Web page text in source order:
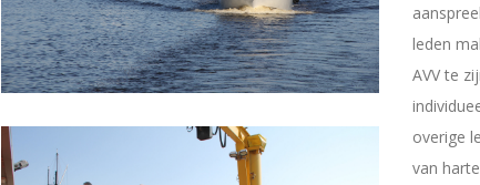
leden
AVV te
overige
van